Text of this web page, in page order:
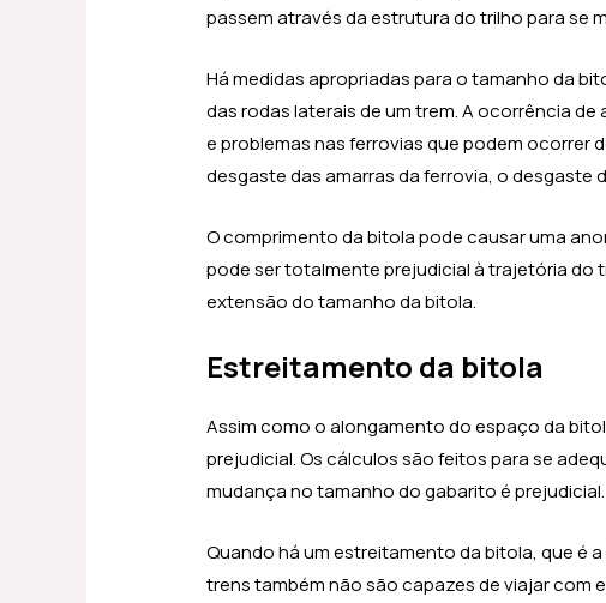
passem através da estrutura do trilho para se
Há medidas apropriadas para o tamanho da
das rodas laterais de um trem. A ocorrência
e problemas nas ferrovias que podem ocorrer
desgaste das amarras da ferrovia, o desgaste
O comprimento da bitola pode causar uma
pode ser totalmente prejudicial à trajetória do
extensão do tamanho da bitola.
Estreitamento da bitola
Assim como o alongamento do espaço da
prejudicial. Os cálculos são feitos para se
mudança no tamanho do gabarito é prejudicial.
Quando há um estreitamento da bitola, que é
trens também não são capazes de viajar com